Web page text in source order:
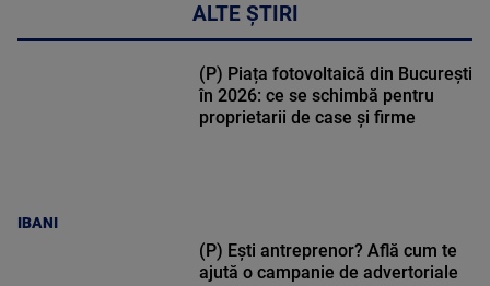
ALTE ȘTIRI
IBANI
(P) Piața fotovoltaică din București
în 2026: ce se schimbă pentru
proprietarii de case și firme
(P) Ești antreprenor? Află cum te
ajută o campanie de advertoriale